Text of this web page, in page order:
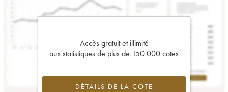
Accès gratuit et illimité
aux statistiques de plus de 150 000 cotes
DÉTAILS DE LA COTE